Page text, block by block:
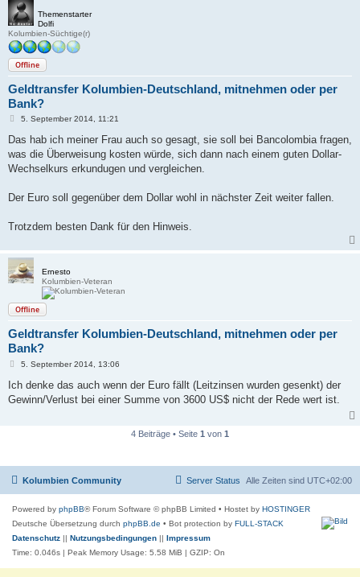
Themenstarter
Dolfi
Kolumbien-Süchtige(r)
Offline
Geldtransfer Kolumbien-Deutschland, mitnehmen oder per
Bank?
B
i
r
a
5. September 2014, 11:21
Das hab ich meiner Frau auch so gesagt, sie soll bei Bancolombia fragen,
was die Überweisung kosten würde, sich dann nach einem guten Dollar-
Wechselkurs erkundugen und vergleichen.
Der Euro soll gegenüber dem Dollar wohl in nächster Zeit weiter fallen.
Trotzdem besten Dank für den Hinweis.
Ernesto
Kolumbien-Veteran
Offline
Geldtransfer Kolumbien-Deutschland, mitnehmen oder per
Bank?
B
i
r
5. September 2014, 13:06
Ich denke das auch wenn der Euro fällt (Leitzinsen wurden gesenkt) der
Gewinn/Verlust bei einer Summe von 3600 US$ nicht der Rede wert ist.
4 Beiträge • Seite 1 von 1
Kolumbien Community Alle Zeiten sind UTC+02:00
Server Status
Powered by phpBB® Forum Software © phpBB Limited • Hostet by HOSTINGER
Deutsche Übersetzung durch phpBB.de • Bot protection by FULL-STACK
Datenschutz || Nutzungsbedingungen || Impressum
Time: 0.046s | Peak Memory Usage: 5.58 MiB | GZIP: On